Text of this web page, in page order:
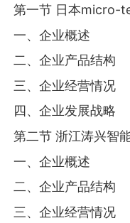
第一节 日本micro-
一、企业概述
二、企业产品结构
三、企业经营情况
四、企业发展战略
第二节 浙江涛兴智
一、企业概述
二、企业产品结构
三、企业经营情况